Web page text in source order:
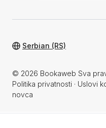
© 2026 Bookaweb Sva
Politika privatnosti · Uslovi
novca
Serbian (RS)